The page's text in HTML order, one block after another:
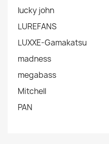
lucky john
LUREFANS
LUXXE-Gamakatsu
madness
megabass
Mitchell
PAN